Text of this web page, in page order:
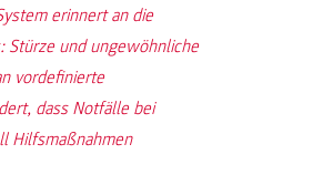
erinnert an die
Stürze und ungewöhnliche
vordefinierte
dass Notfälle bei
Hilfsmaßnahmen